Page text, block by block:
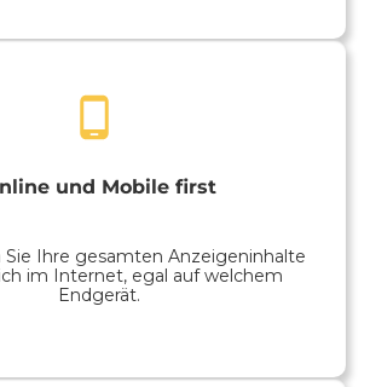
und Mobile first
Sie Ihre gesamten Anzeigeninhalte
im Internet, egal auf welchem
Endgerät.